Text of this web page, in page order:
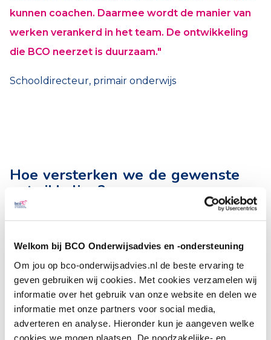
Welkom bij BCO Onderwijsadvies en -ondersteuning
Om jou op bco-onderwijsadvies.nl de beste ervaring te
geven gebruiken wij cookies. Met cookies verzamelen wij
informatie over het gebruik van onze website en delen we
informatie met onze partners voor social media,
adverteren en analyse. Hieronder kun je aangeven welke
cookies we mogen plaatsen. De noodzakelijke- en
kunnen coachen. Daarmee wordt de manier van
werken verankerd in het team. De ontwikkeling
die BCO neerzet is duurzaam."
Schooldirecteur, primair onderwijs
Hoe versterken we de gewenste
ontwikkeling?
goede dingen voor kinderen en jongeren te doen
en om professionals te laten groeien. Leren is op
alle niveaus de kern. Leren van elkaar, leren door
ervaringen, leren door data, leren door de juiste
prikkels en leren door de inzet van gepassioneerde